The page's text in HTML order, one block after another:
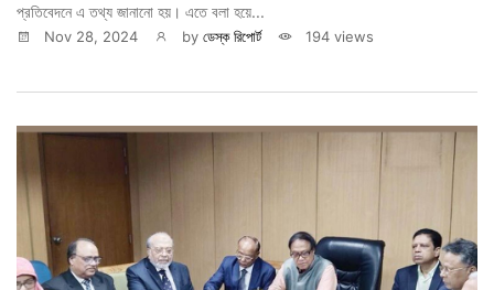
প্রতিবেদনে এ তথ্য জানানো হয়। এতে বলা হয়ে...
Nov 28, 2024 by ডেস্ক রিপোর্ট 194 views